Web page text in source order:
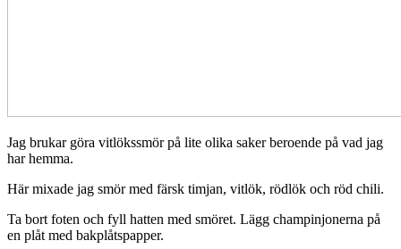
Jag brukar göra vitlökssmör på lite olika saker beroende på vad jag
har hemma.
Här mixade jag smör med färsk timjan, vitlök, rödlök och röd chili.
Ta bort foten och fyll hatten med smöret. Lägg champinjonerna på
en plåt med bakplåtspapper.